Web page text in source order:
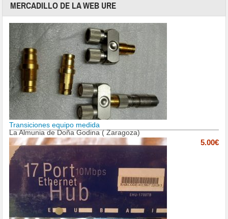
MERCADILLO DE LA WEB URE
Transiciones equipo medida
La Almunia de Doña Godina ( Zaragoza)
5.00€